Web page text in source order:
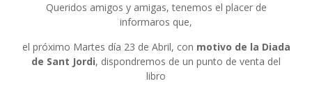
Queridos amigos y amigas, tenemos el placer de
informaros que,
el próximo Martes día 23 de Abril, con motivo de la Diada
de Sant Jordi, dispondremos de un punto de venta del
libro